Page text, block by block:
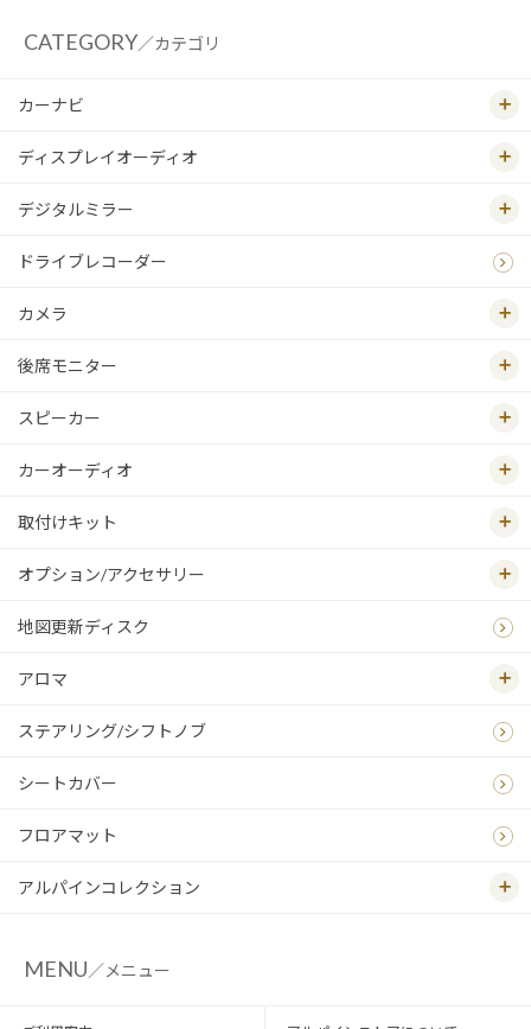
CATEGORY／カテゴリ
カーナビ
ディスプレイオーディオ
デジタルミラー
ドライブレコーダー
カメラ
後席モニター
スピーカー
カーオーディオ
取付けキット
オプション/アクセサリー
地図更新ディスク
アロマ
ステアリング/シフトノブ
シートカバー
フロアマット
アルパインコレクション
MENU／メニュー